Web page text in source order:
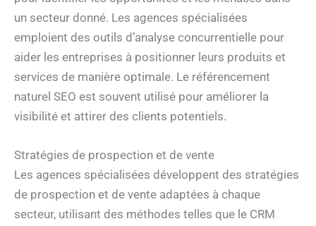
un secteur donné. Les agences spécialisées
emploient des outils d’analyse concurrentielle pour
aider les entreprises à positionner leurs produits et
services de manière optimale. Le référencement
naturel SEO est souvent utilisé pour améliorer la
visibilité et attirer des clients potentiels.
Stratégies de prospection et de vente
Les agences spécialisées développent des stratégies
de prospection et de vente adaptées à chaque
secteur, utilisant des méthodes telles que le CRM